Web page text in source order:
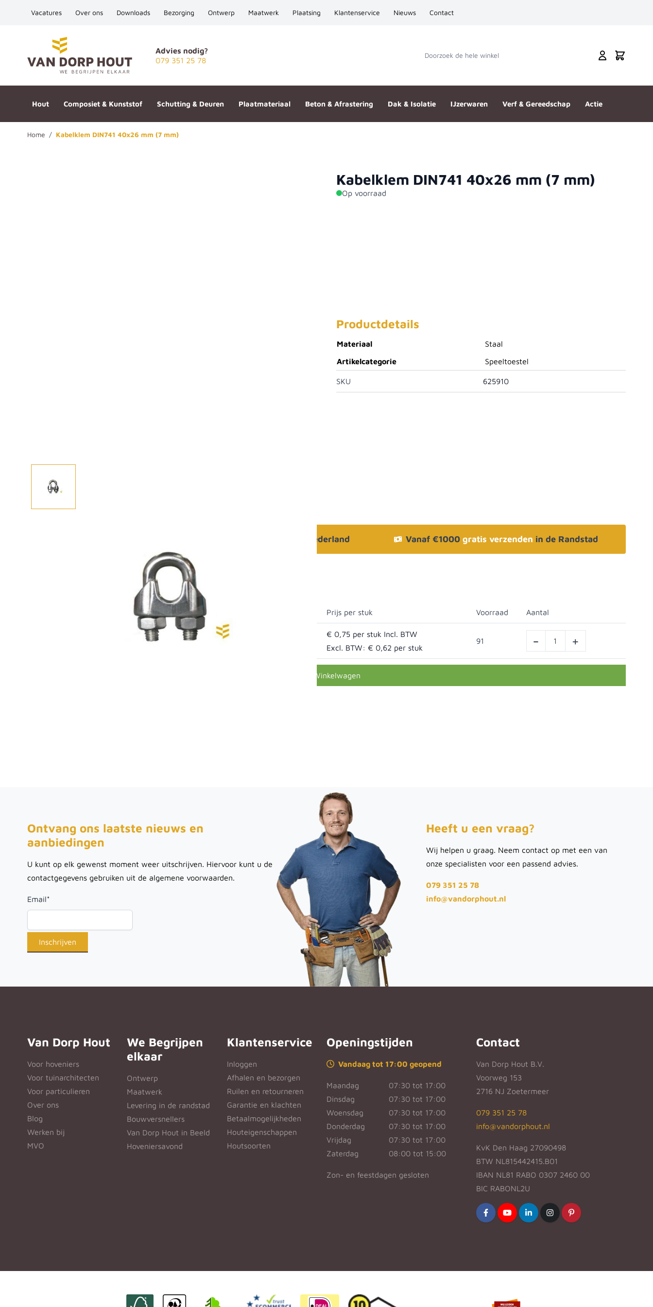
Vacatures Over ons Downloads Bezorging Ontwerp Maatwerk Plaatsing Klantenservice Nieuws Contact
Advies nodig?
079 351 25 78
Doorzoek de hele winkel Cart
Hout Composiet & Kunststof Schutting & Deuren Plaatmateriaal Beton & Afrastering Dak & Isolatie IJzerwaren Verf & Gereedschap Actie
Home / Kabelklem DIN741 40x26 mm (7 mm)
Kabelklem DIN741 40x26 mm (7 mm)
Op voorraad
Productdetails
Materiaal
Staal
Artikelcategorie
Speeltoestel
SKU 625910
Bezorgen in heel Nederland Vanaf €1000 gratis verzenden in de Randstad
Selecteer afmetingen
Selecteer de gewenste afmetingen Prijs per stuk Voorraad Aantal
Kabelklem DIN741 40x26 mm (7 mm)
€ 0,75
Excl. BTW: € 0,62
91 - +
In Winkelwagen
Ontvang ons laatste nieuws en
aanbiedingen
U kunt op elk gewenst moment weer uitschrijven. Hiervoor kunt u de
contactgegevens gebruiken uit de algemene voorwaarden.
Email*
Heeft u een vraag?
Wij helpen u graag. Neem contact op met een van
onze specialisten voor een passend advies.
079 351 25 78
info@vandorphout.nl
Van Dorp Hout
Voor hoveniers
Voor tuinarchitecten
Voor particulieren
Over ons
Blog
Werken bij
MVO
We Begrijpen
elkaar
Ontwerp
Maatwerk
Levering in de randstad
Bouwversnellers
Van Dorp Hout in Beeld
Hoveniersavond
Klantenservice
Inloggen
Afhalen en bezorgen
Ruilen en retourneren
Garantie en klachten
Betaalmogelijkheden
Houteigenschappen
Houtsoorten
Openingstijden
Vandaag tot 17:00 geopend
Maandag
07:30 tot 17:00
Dinsdag
07:30 tot 17:00
Woensdag
07:30 tot 17:00
Donderdag
07:30 tot 17:00
Vrijdag
07:30 tot 17:00
Zaterdag
08:00 tot 15:00
Zon- en feestdagen gesloten
Contact
Van Dorp Hout B.V.
Voorweg 153
2716 NJ Zoetermeer
079 351 25 78
info@vandorphout.nl
KvK Den Haag 27090498
BTW NL815442415.B01
IBAN NL81 RABO 0307 2460 00
BIC RABONL2U